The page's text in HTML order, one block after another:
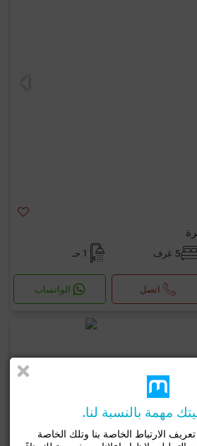
5 غرف 1 حـ
اتصل الواتساب
مهمة بالنسبة لنا.
الارتباط الخاصة بنا وتلك الخاصة